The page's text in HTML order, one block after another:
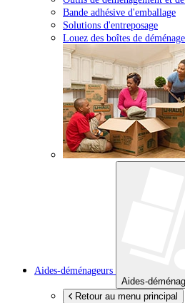
Bande adhésive d'emballage
Solutions d'entreposage
Louez des boîtes de
Aides-déménageurs
Aides-
Retour au menu principal